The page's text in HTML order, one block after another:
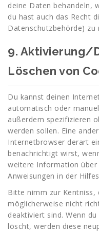
deine Daten behandeln,
du hast auch das Recht
Datenschutzbehörde) zu
9. Aktivierung/
Löschen von
Du kannst deinen
automatisch oder
außerdem spezifizieren
werden sollen. Eine
Internetbrowser derart
benachrichtigt wirst,
weitere Information über
Anweisungen in der
Bitte nimm zur Kentniss,
möglicherweise nicht
deaktiviert sind. Wenn
löscht, werden diese